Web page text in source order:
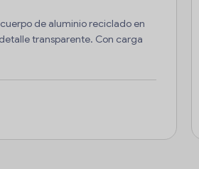
de aluminio reciclado en
transparente. Con carga